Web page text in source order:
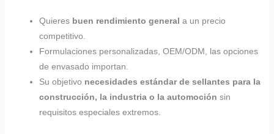
Quieres buen rendimiento general a un precio
competitivo.
Formulaciones personalizadas, OEM/ODM, las opciones
de envasado importan.
Su objetivo necesidades estándar de sellantes para la
construcción, la industria o la automoción sin
requisitos especiales extremos.